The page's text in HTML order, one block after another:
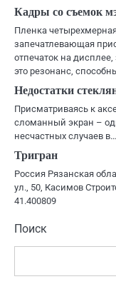
Кадры со съемок
Пленка
запечатлевающая
отпечаток на
это резонанс,
Недостатки
Присматриваясь к
сломанный экран –
несчастных случаев в…
Тригран
Россия Рязанская
ул., 50, Касимов
41.400809
Поиск